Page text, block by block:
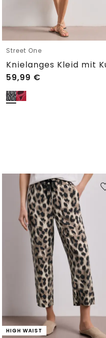
Street One
59,99 €
HIGH WAIST